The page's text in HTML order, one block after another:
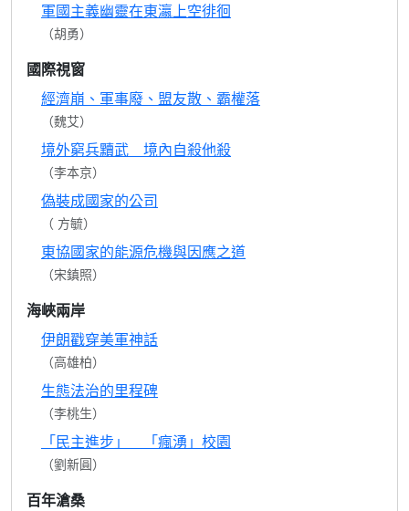
軍國主義幽靈在東瀛上空徘徊
（胡勇）
國際視窗
經濟崩、軍事廢、盟友散、霸權落
（魏艾）
境外窮兵黷武 境內自殺他殺
（李本京）
偽裝成國家的公司
（ 方毓）
東協國家的能源危機與因應之道
（宋鎮照）
海峽兩岸
伊朗戳穿美軍神話
（高雄柏）
生態法治的里程碑
（李桃生）
「民主進步」 「瘋湧」校園
（劉新圓）
百年滄桑